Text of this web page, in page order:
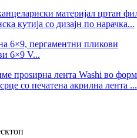
кутија со дизајн по нарачка...
6×9 V...
со печатена акрилна лента ...